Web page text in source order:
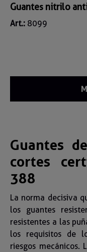
Guantes nitrilo
Art.: 8099
Guantes
cortes
388
La norma decisiva
los guantes
resistentes a las
los requisitos de
riesgos mecánicos.